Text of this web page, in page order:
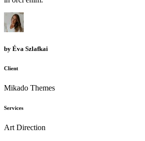
by Éva Szlafkai
Client
Mikado Themes
Services
Art Direction